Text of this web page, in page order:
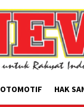
OTOMOTIF HAK